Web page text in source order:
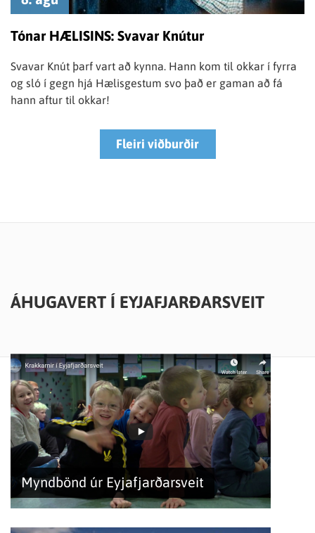
Tónar HÆLISINS: Svavar Knútur
Svavar Knút þarf vart að kynna. Hann kom til okkar í fyrra
og sló í gegn hjá Hælisgestum svo það er gaman að fá
hann aftur til okkar!
Fleiri viðburðir
ÁHUGAVERT Í EYJAFJARÐARSVEIT
Myndbönd úr Eyjafjarðarsveit